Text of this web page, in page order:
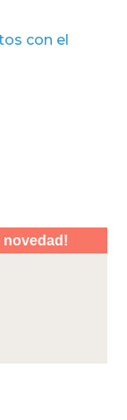
con el